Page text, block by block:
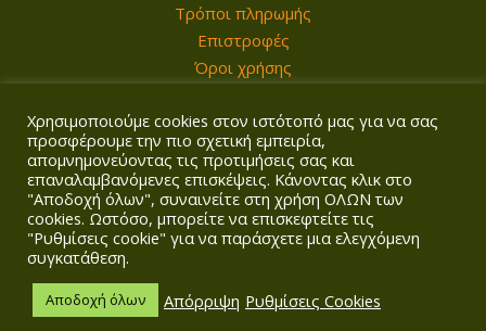
Τρόποι πληρωμής
Επιστροφές
Όροι χρήσης
Ο λογαριασμός σας
Σύνδεση/Εγγραφή
Καλάθι
Ταμείο
Copyright © 2026 Agrotech Kalogridis| Αρ. ΓΕΜΗ: 149901858000 |
Χρησιμοποιούμε cookies στον ιστότοπό μας για να σας
προσφέρουμε την πιο σχετική εμπειρία,
απομνημονεύοντας τις προτιμήσεις σας και
επαναλαμβανόμενες επισκέψεις. Κάνοντας κλικ στο
"Αποδοχή όλων", συναινείτε στη χρήση ΟΛΩΝ των
cookies. Ωστόσο, μπορείτε να επισκεφτείτε τις
"Ρυθμίσεις cookie" για να παράσχετε μια ελεγχόμενη
συγκατάθεση.
Αποδοχή όλων Απόρριψη Ρυθμίσεις Cookies